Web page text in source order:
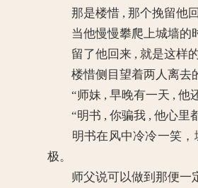
那是楼惜 , 那个挽留他回
当他慢慢攀爬上城墙的时
留了他回来 , 就是这样的
楼惜侧目望着两人离去的
“师妹 , 早晚有一天 , 他还
“明书 , 你骗我 , 他心里都
明书在风中冷冷一笑，城
极。
师父说可以做到那便一定